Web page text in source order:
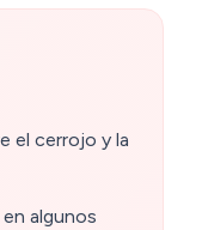
el cerrojo y la
algunos